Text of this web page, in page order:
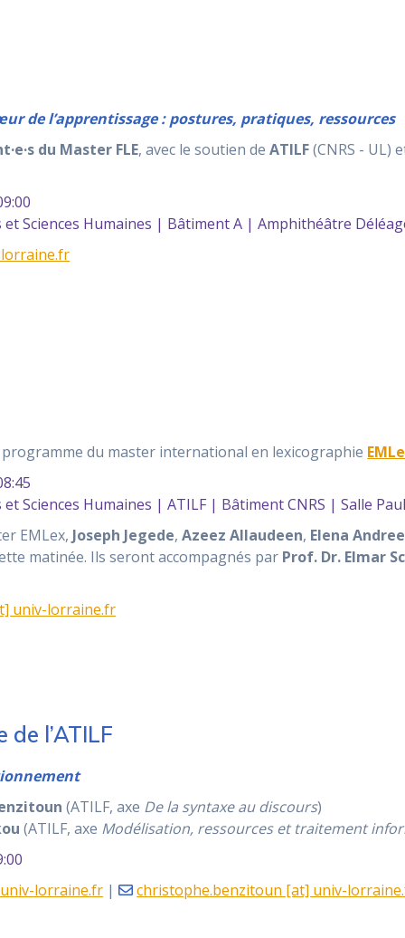
de l’apprentissage : postures, pratiques, ressources
du Master FLE, avec le soutien deATILF(CNRS - UL)
Sciences Humaines | Bâtiment A | Amphithéâtre
du master international en lexicographie
Sciences Humaines | ATILF | Bâtiment CNRS | Salle
EMLex, Joseph Jegede,Azeez Allaudeen, Elena
matinée. Ils seront accompagnés par Prof. Dr. Elmar
univ-lorraine.fr
l’ATILF
(ATILF, axe De la syntaxe au discours)
(ATILF, axe Modélisation, ressources et traitement
lorraine.fr | christophe.benzitoun [at] univ-